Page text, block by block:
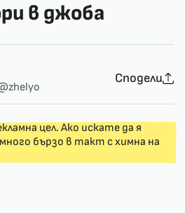
в джоба
Сподели
цел. Ако искате да я
бързо в такт с химна на